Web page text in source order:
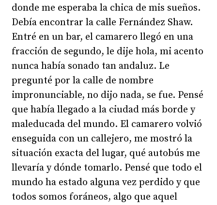
donde me esperaba la chica de mis sueños.
Debía encontrar la calle Fernández Shaw.
Entré en un bar, el camarero llegó en una
fracción de segundo, le dije hola, mi acento
nunca había sonado tan andaluz. Le
pregunté por la calle de nombre
impronunciable, no dijo nada, se fue. Pensé
que había llegado a la ciudad más borde y
maleducada del mundo. El camarero volvió
enseguida con un callejero, me mostró la
situación exacta del lugar, qué autobús me
llevaría y dónde tomarlo. Pensé que todo el
mundo ha estado alguna vez perdido y que
todos somos foráneos, algo que aquel